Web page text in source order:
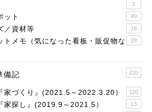
2
ット 49
／資材等 16
トメモ（気になった看板・販促物な
29
備記 220
家づくり』(2021.5～2022.3.20） 120
家探し』(2019.9～2021.5） 13